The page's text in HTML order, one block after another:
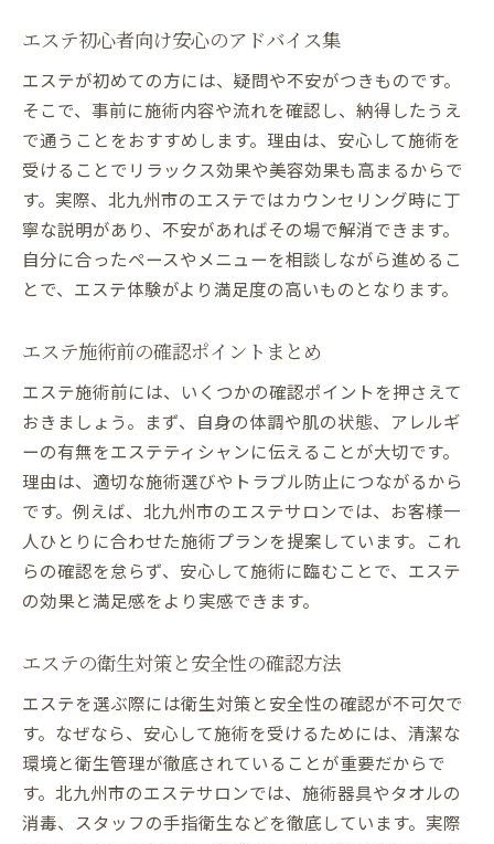
エステ初心者向け安心のアドバイス集
エステが初めての方には、疑問や不安がつきものです。
そこで、事前に施術内容や流れを確認し、納得したうえ
で通うことをおすすめします。理由は、安心して施術を
受けることでリラックス効果や美容効果も高まるからで
す。実際、北九州市のエステではカウンセリング時に丁
寧な説明があり、不安があればその場で解消できます。
自分に合ったペースやメニューを相談しながら進めるこ
とで、エステ体験がより満足度の高いものとなります。
エステ施術前の確認ポイントまとめ
エステ施術前には、いくつかの確認ポイントを押さえて
おきましょう。まず、自身の体調や肌の状態、アレルギ
ーの有無をエステティシャンに伝えることが大切です。
理由は、適切な施術選びやトラブル防止につながるから
です。例えば、北九州市のエステサロンでは、お客様一
人ひとりに合わせた施術プランを提案しています。これ
らの確認を怠らず、安心して施術に臨むことで、エステ
の効果と満足感をより実感できます。
エステの衛生対策と安全性の確認方法
エステを選ぶ際には衛生対策と安全性の確認が不可欠で
す。なぜなら、安心して施術を受けるためには、清潔な
環境と衛生管理が徹底されていることが重要だからで
す。北九州市のエステサロンでは、施術器具やタオルの
消毒、スタッフの手指衛生などを徹底しています。実際